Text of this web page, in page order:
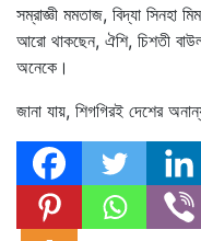
সম্রাজ্ঞী মমতাজ, বিদ্যা সিনহা
আরো থাকছেন, ঐশি, চিশতী
অনেকে।
জানা যায়, শিগগিরই দেশের